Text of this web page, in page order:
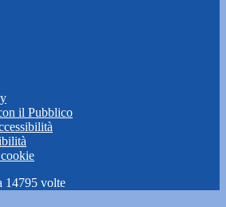
il Pubblico
14795 volte